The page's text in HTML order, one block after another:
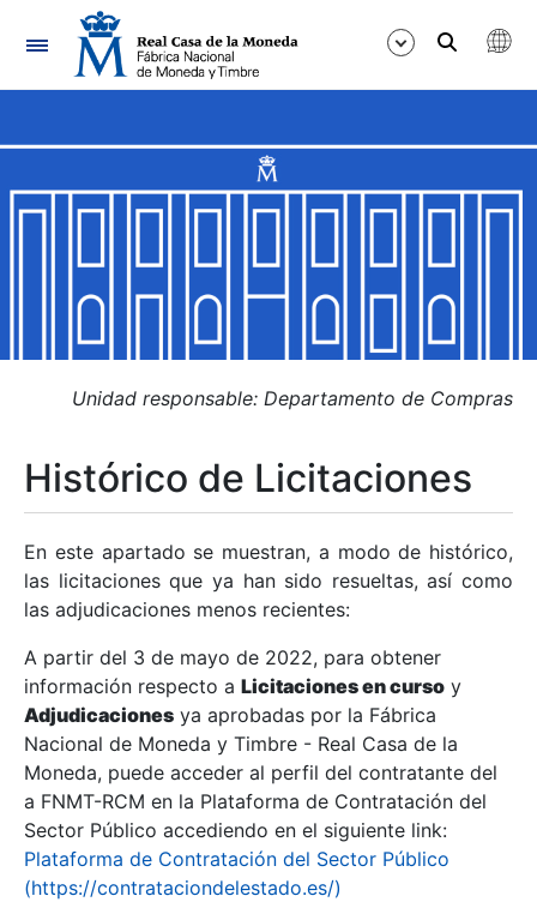
Navegación
Mostrar/Ocultar
Mostrar/Ocultar
Mostrar/Ocultar
Mostrar/Ocultar
Mostrar/Ocultar
Mostrar/Ocultar
Unidad responsable: Departamento de Compras
Histórico de Licitaciones
En este apartado se muestran, a modo de histórico,
las licitaciones que ya han sido resueltas, así como
las adjudicaciones menos recientes:
A partir del 3 de mayo de 2022, para obtener
información respecto a Licitaciones en curso y
Adjudicaciones ya aprobadas por la Fábrica
Nacional de Moneda y Timbre - Real Casa de la
Moneda, puede acceder al perfil del contratante del
a FNMT-RCM en la Plataforma de Contratación del
Sector Público accediendo en el siguiente link:
Plataforma de Contratación del Sector Público
(https://contrataciondelestado.es/)